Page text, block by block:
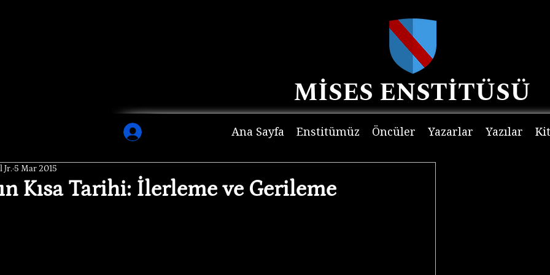
MİSES ENSTİTÜSÜ
Ana Sayfa Enstitümüz Öncüler Yazarlar Yazılar
Kısa Tarihi: İlerleme ve Gerileme
Jr. 5 Mar 2015